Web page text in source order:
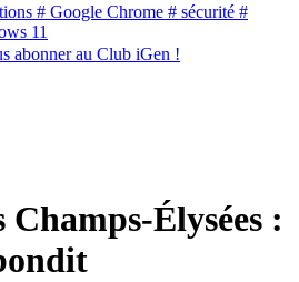
# Google Chrome # sécurité #
11
abonner au Club iGen !
Élysées :